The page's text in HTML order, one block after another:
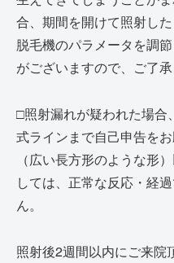
合、期間を開けて照射し
脱毛機のパラメータを調
がございますので、ご了承
□照射漏れが疑われた場合
式ラインまで自己申告をお
（広い長方形のような形
しては、正常な反応・経
ん。
照射後2週間以内にご来院